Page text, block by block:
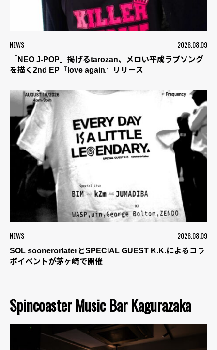
NEWS 2026.08.09
「NEO J-POP」掲げるtarozan、メロい平成ラブソング
を描く2nd EP『love again』リリース
NEWS 2026.08.09
SOL soonerorlaterとSPECIAL GUEST K.K.によるコラ
ボイベントが茅ヶ崎で開催
Spincoaster Music Bar Kagurazaka